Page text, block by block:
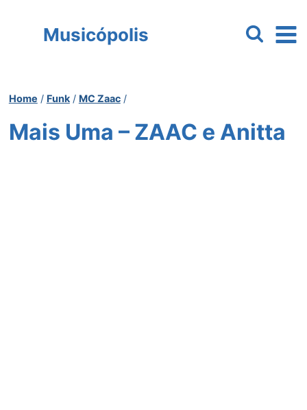
Musicópolis
Home / Funk / MC Zaac /
Mais Uma – ZAAC e Anitta